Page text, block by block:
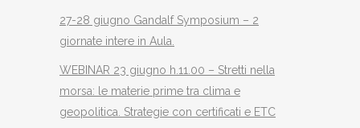
27-28 giugno Gandalf Symposium – 2
giornate intere in Aula.
WEBINAR 23 giugno h.11.00 – Stretti nella
morsa: le materie prime tra clima e
geopolitica. Strategie con certificati e ETC